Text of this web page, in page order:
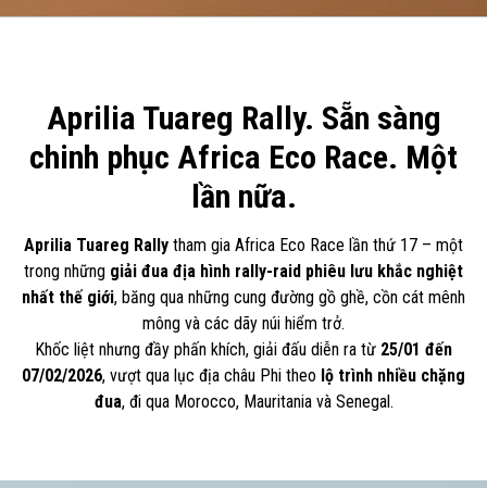
Aprilia Tuareg Rally. Sẵn sàng
chinh phục Africa Eco Race. Một
lần nữa.
Aprilia Tuareg Rally tham gia Africa Eco Race lần thứ 17 – một
trong những giải đua địa hình rally-raid phiêu lưu khắc nghiệt
nhất thế giới, băng qua những cung đường gồ ghề, cồn cát mênh
mông và các dãy núi hiểm trở.
Khốc liệt nhưng đầy phấn khích, giải đấu diễn ra từ 25/01 đến
07/02/2026, vượt qua lục địa châu Phi theo lộ trình nhiều chặng
đua, đi qua Morocco, Mauritania và Senegal.